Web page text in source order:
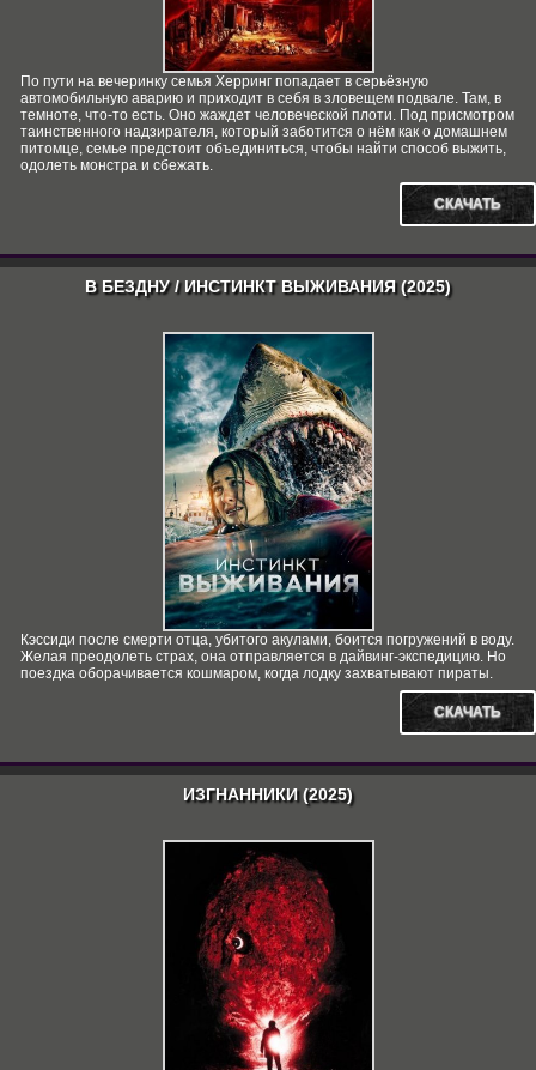
По пути на вечеринку семья Херринг попадает в серьёзную
автомобильную аварию и приходит в себя в зловещем подвале. Там, в
темноте, что-то есть. Оно жаждет человеческой плоти. Под присмотром
таинственного надзирателя, который заботится о нём как о домашнем
питомце, семье предстоит объединиться, чтобы найти способ выжить,
одолеть монстра и сбежать.
СКАЧАТЬ
В БЕЗДНУ / ИНСТИНКТ ВЫЖИВАНИЯ (2025)
Кэссиди после смерти отца, убитого акулами, боится погружений в воду.
Желая преодолеть страх, она отправляется в дайвинг-экспедицию. Но
поездка оборачивается кошмаром, когда лодку захватывают пираты.
СКАЧАТЬ
ИЗГНАННИКИ (2025)